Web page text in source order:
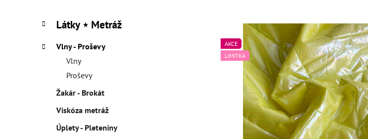
P
o
s
kategorie
K
a
e
Látky ⋆ Metráž
Vlny - Proševy
Vlny
Proševy
Žakár - Brokát
Viskóza metráž
Úplety - Pleteniny
AKCE
LIMITKA